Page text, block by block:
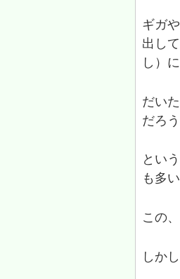
ギガ
出し
し）
だいた
だろ
とい
も多
この、
しか